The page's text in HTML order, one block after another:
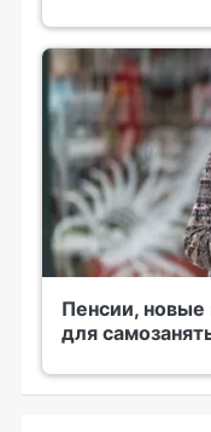
Пенсии, новые
для